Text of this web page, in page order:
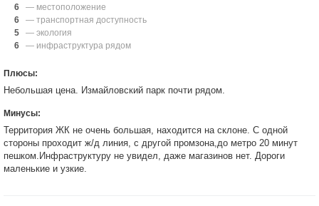
6
— местоположение
6
— транспортная доступность
5
— экология
6
— инфраструктура рядом
Плюсы:
Небольшая цена. Измайловский парк почти рядом.
Минусы:
Территория ЖК не очень большая, находится на склоне. С одной
стороны проходит ж/д линия, с другой промзона,до метро 20 минут
пешком.Инфраструктуру не увидел, даже магазинов нет. Дороги
маленькие и узкие.